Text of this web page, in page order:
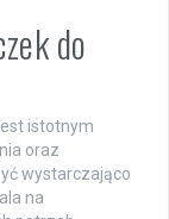
do
istotnym
oraz
wystarczająco
na